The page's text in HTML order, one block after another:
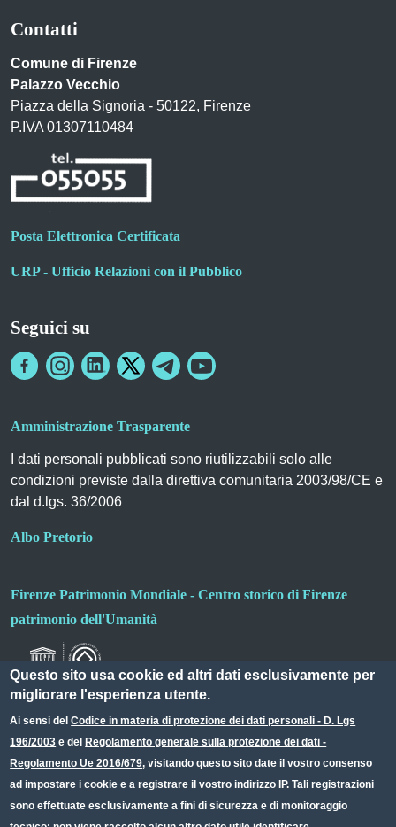
Contatti
Comune di Firenze
Palazzo Vecchio
Piazza della Signoria - 50122, Firenze
P.IVA 01307110484
Posta Elettronica Certificata
URP - Ufficio Relazioni con il Pubblico
Seguici su
Amministrazione Trasparente
I dati personali pubblicati sono riutilizzabili solo alle
condizioni previste dalla direttiva comunitaria 2003/98/CE e
dal d.lgs. 36/2006
Albo Pretorio
Firenze Patrimonio Mondiale - Centro storico di Firenze
patrimonio dell'Umanità
Small prints
Useful links section
Redazione web
Privacy
Questo sito usa cookie ed altri dati esclusivamente per
migliorare l'esperienza utente.
Ai sensi delCodice in materia di protezione dei dati personali - D. Lgs
196/2003 e del Regolamento generale sulla protezione dei dati -
Regolamento Ue 2016/679, visitando questo sito date il vostro consenso
ad impostare i cookie e a registrare il vostro indirizzo IP. Tali registrazioni
sono effettuate esclusivamente a fini di sicurezza e di monitoraggio